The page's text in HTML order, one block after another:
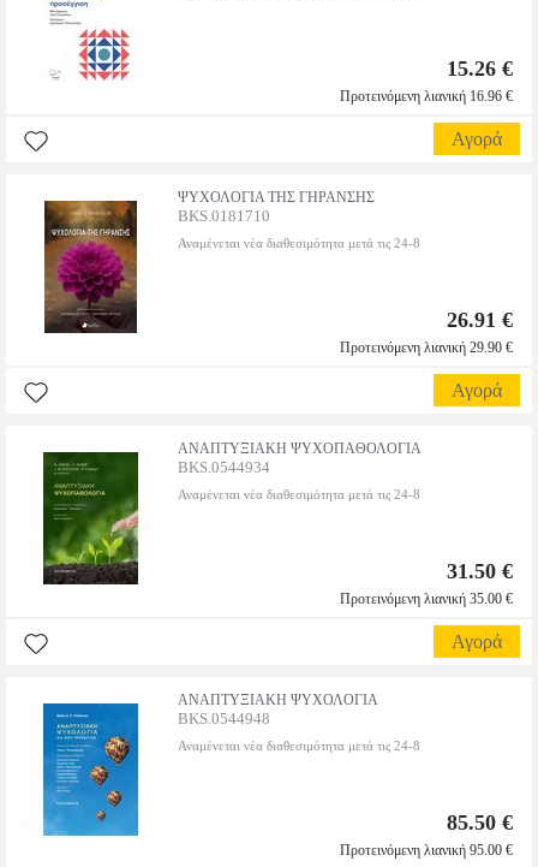
15.26 €
Προτεινόμενη λιανική 16.96 €
Αγορά
ΨΥΧΟΛΟΓΙΑ ΤΗΣ ΓΗΡΑΝΣΗΣ
BKS.0181710
Αναμένεται νέα διαθεσιμότητα μετά τις 24-8
26.91 €
Προτεινόμενη λιανική 29.90 €
Αγορά
ΑΝΑΠΤΥΞΙΑΚΗ ΨΥΧΟΠΑΘΟΛΟΓΙΑ
BKS.0544934
Αναμένεται νέα διαθεσιμότητα μετά τις 24-8
31.50 €
Προτεινόμενη λιανική 35.00 €
Αγορά
ΑΝΑΠΤΥΞΙΑΚΗ ΨΥΧΟΛΟΓΙΑ
BKS.0544948
Αναμένεται νέα διαθεσιμότητα μετά τις 24-8
85.50 €
Προτεινόμενη λιανική 95.00 €